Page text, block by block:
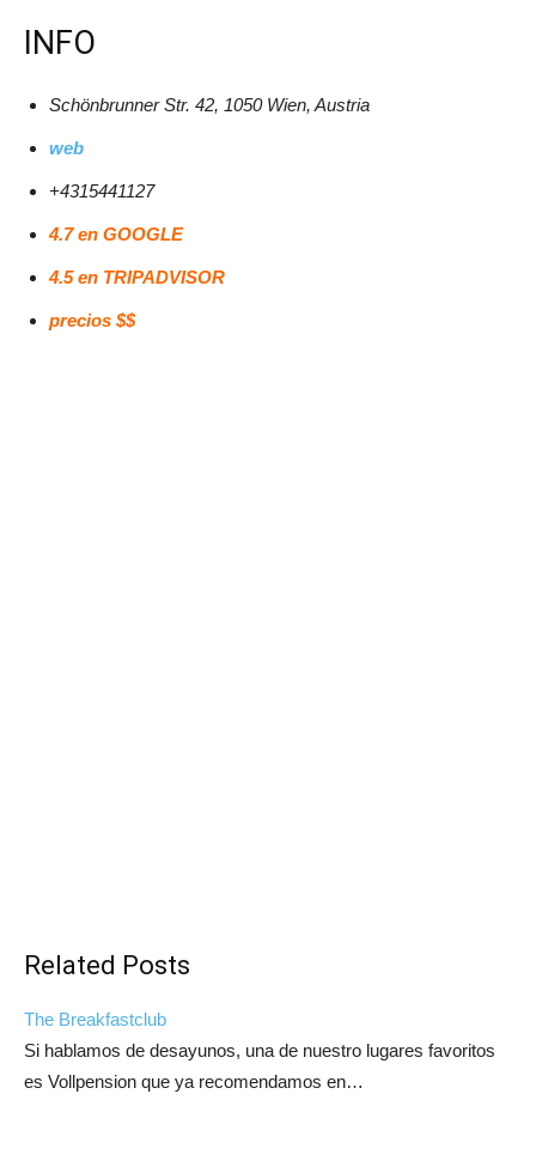
INFO
Schönbrunner Str. 42, 1050 Wien, Austria
web
+4315441127
4.7 en GOOGLE
4.5 en TRIPADVISOR
precios $$
Related Posts
The Breakfastclub
Si hablamos de desayunos, una de nuestro lugares favoritos
es Vollpension que ya recomendamos en…